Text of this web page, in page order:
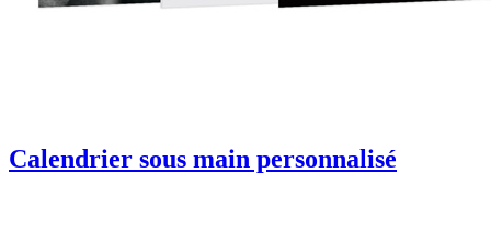
Calendrier sous main personnalisé